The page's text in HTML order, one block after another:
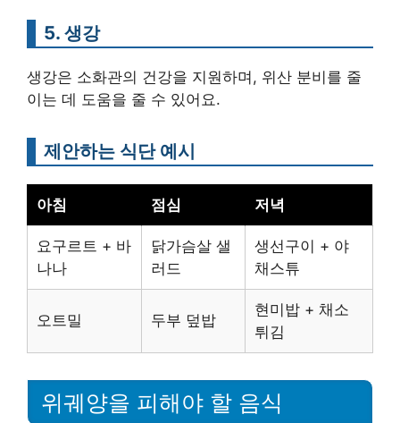
5. 생강
생강은 소화관의 건강을 지원하며, 위산 분비를 줄
이는 데 도움을 줄 수 있어요.
제안하는 식단 예시
아침 점심 저녁
요구르트 + 바
나나
닭가슴살 샐
러드
생선구이 + 야
채스튜
오트밀 두부 덮밥
현미밥 + 채소
튀김
위궤양을 피해야 할 음식